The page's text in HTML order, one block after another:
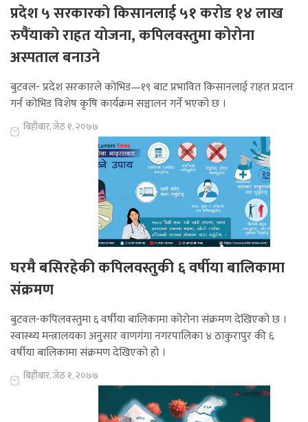
प्रदेश ५ सरकारकाे किसानलाई ५१ करोड १४ लाख
रुपैंयाकाे राहत याेजना, कपिलवस्तुमा कोरोना
अस्पताल बनाउने
बुटवल- प्रदेश सरकारले काेभिड—१९ बाट प्रभावित किसानलाई राहत प्रदान
गर्न कोभिड विशेष कृषि कार्यक्रम सञ्चालन गर्ने भएको छ ।
बिहीबार, जेठ १, २०७७
घरमै बसिरहेकी कपिलवस्तुकी ६ वर्षीया बालिकामा
संक्रमण
बुटवल-कपिलवस्तुमा ६ वर्षीया बालिकामा कोरोना संक्रमण देखिएको छ ।
स्वास्थ्य मन्त्रालयका अनुसार वाणगंगा नगरपालिका ४ ठाकुरापुर की ६
वर्षीया बालिकामा संक्रमण देखिएको हो ।
बिहीबार, जेठ १, २०७७